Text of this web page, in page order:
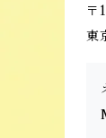
〒
東